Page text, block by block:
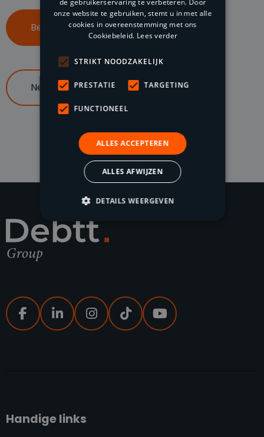
Bel ons op 085 047 96 70
Neem contact op
Handige links
de gebruikerservaring te verbeteren. Door
onze website te gebruiken, stemt u in met alle
cookies in overeenstemming met ons
Cookiebeleid. Lees verder
STRIKT NOODZAKELIJK
PRESTATIE TARGETING
FUNCTIONEEL
ALLES ACCEPTEREN
ALLES AFWIJZEN
DETAILS WEERGEVEN